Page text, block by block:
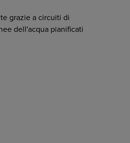
grazie a circuiti di
dell'acqua pianificati